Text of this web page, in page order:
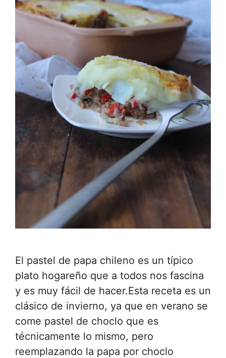
El pastel de papa chileno es un típico
plato hogareño que a todos nos fascina
y es muy fácil de hacer.Esta receta es un
clásico de invierno, ya que en verano se
come pastel de choclo que es
técnicamente lo mismo, pero
reemplazando la papa por choclo